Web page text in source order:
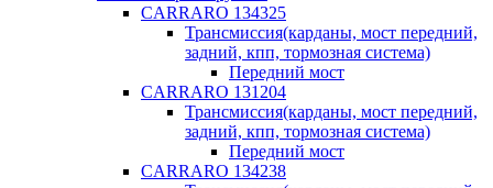
CARRARO 134325
Трансмиссия(карданы, мост передний,
задний, кпп, тормозная система)
Передний мост
CARRARO 131204
Трансмиссия(карданы, мост передний,
задний, кпп, тормозная система)
Передний мост
CARRARO 134238